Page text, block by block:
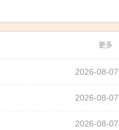
更多
2026-08-07
2026-08-07
2026-08-07